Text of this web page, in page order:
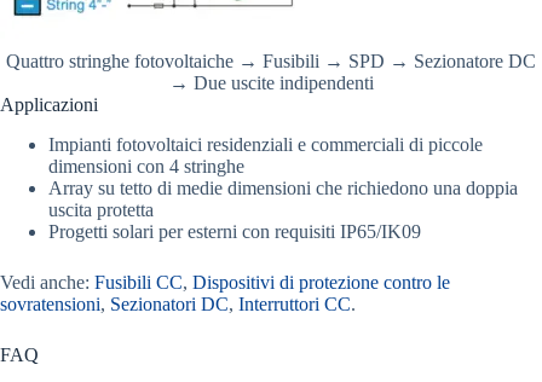
Quattro stringhe fotovoltaiche → Fusibili → SPD → Sezionatore DC
→ Due uscite indipendenti
Applicazioni
Impianti fotovoltaici residenziali e commerciali di piccole
dimensioni con 4 stringhe
Array su tetto di medie dimensioni che richiedono una doppia
uscita protetta
Progetti solari per esterni con requisiti IP65/IK09
Vedi anche: Fusibili CC, Dispositivi di protezione contro le
sovratensioni, Sezionatori DC, Interruttori CC.
FAQ